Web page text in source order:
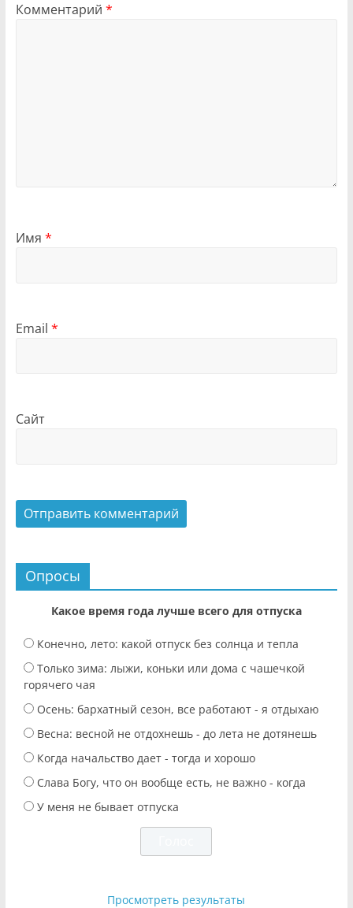
Комментарий *
Имя *
Email *
Сайт
Опросы
Какое время года лучше всего для отпуска
Конечно, лето: какой отпуск без солнца и тепла
Только зима: лыжи, коньки или дома с чашечкой
горячего чая
Осень: бархатный сезон, все работают - я отдыхаю
Весна: весной не отдохнешь - до лета не дотянешь
Когда начальство дает - тогда и хорошо
Слава Богу, что он вообще есть, не важно - когда
У меня не бывает отпуска
Просмотреть результаты